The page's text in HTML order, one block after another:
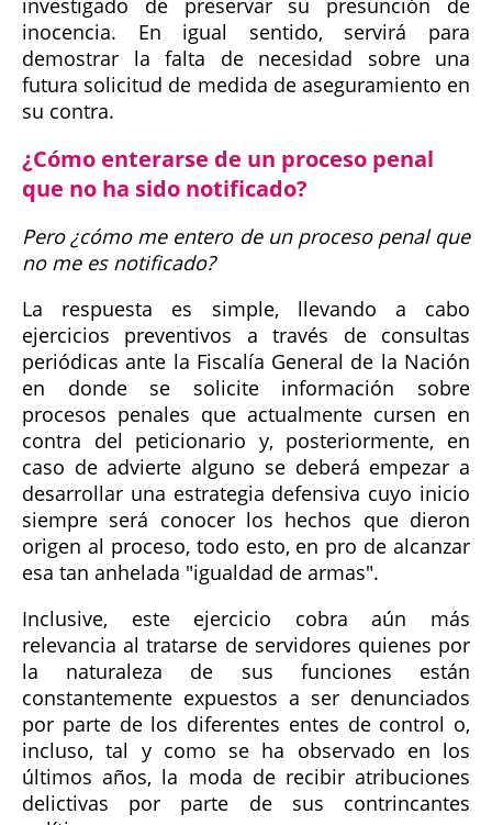
investigado de preservar su presunción de
inocencia. En igual sentido, servirá para
demostrar la falta de necesidad sobre una
futura solicitud de medida de aseguramiento en
su contra.
¿Cómo enterarse de un proceso penal
que no ha sido notificado?
Pero ¿cómo me entero de un proceso penal que
no me es notificado?
La respuesta es simple, llevando a cabo
ejercicios preventivos a través de consultas
periódicas ante la Fiscalía General de la Nación
en donde se solicite información sobre
procesos penales que actualmente cursen en
contra del peticionario y, posteriormente, en
caso de advierte alguno se deberá empezar a
desarrollar una estrategia defensiva cuyo inicio
siempre será conocer los hechos que dieron
origen al proceso, todo esto, en pro de alcanzar
esa tan anhelada "igualdad de armas".
Inclusive, este ejercicio cobra aún más
relevancia al tratarse de servidores quienes por
la naturaleza de sus funciones están
constantemente expuestos a ser denunciados
por parte de los diferentes entes de control o,
incluso, tal y como se ha observado en los
últimos años, la moda de recibir atribuciones
delictivas por parte de sus contrincantes